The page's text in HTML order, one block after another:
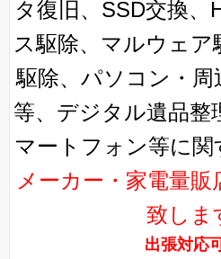
タ復旧、SSD交換、
ス駆除、マルウェア
駆除、パソコン・周
等、デジタル遺品整
マートフォン等に関
メーカー・家電量
致しま
出張対応